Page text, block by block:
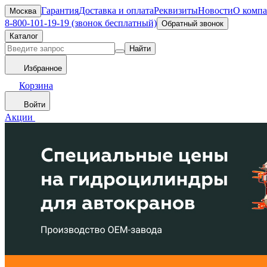
Москва ГарантияДоставка и оплатаРеквизитыНовостиО
8-800-101-19-19 (звонок бесплатный) Обратный звонок
Каталог
Найти
Избранное
Корзина
Войти
Акции